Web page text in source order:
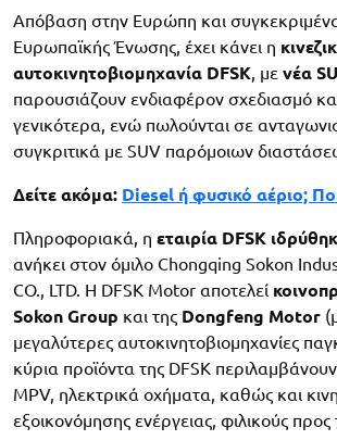
Απόβαση στην Ευρώπη και
Ευρωπαϊκής Ένωσης, έχει κάνει η
αυτοκινητοβιομηχανία DFSK, με νέα
παρουσιάζουν ενδιαφέρον σχεδιασμό
γενικότερα, ενώ πωλούνται σε
συγκριτικά με SUV παρόμοιων
Δείτε ακόμα: Diesel ή φυσικό αέριο;
Πληροφοριακά, η εταιρία DFSK
ανήκει στον όμιλο Chongqing Sokon
CO., LTD. Η DFSK Motor αποτελεί
Sokon Group και της Dongfeng Motor
μεγαλύτερες αυτοκινητοβιομηχανίες
κύρια προϊόντα της DFSK
MPV, ηλεκτρικά οχήματα, καθώς και
εξοικονόμησης ενέργειας, φιλικούς προς